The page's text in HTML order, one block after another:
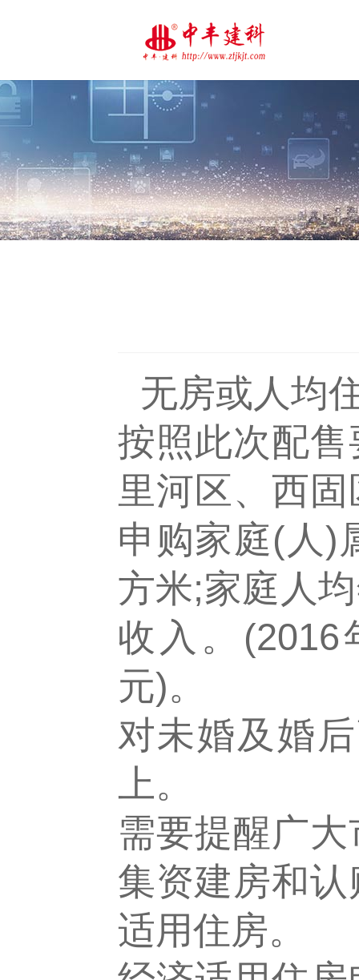
无房或人均
按照此次配
里河区、西
申购家庭(人)
方米;家庭人
收入。
元)。
对未婚及婚
上。
需要提醒广
集资建房和
适用住房。